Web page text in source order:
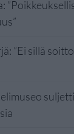
”Ei sillä